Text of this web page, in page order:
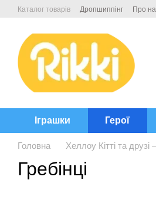
Перейти до основного контенту
Каталог товарів Дропшиппінг Про
Іграшки Герої
Головна Хеллоу Кітті та
Гребінці